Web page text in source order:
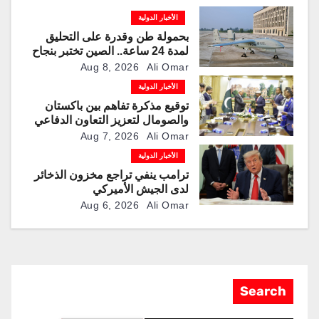
الأخبار الدولية
بحمولة طن وقدرة على التحليق
لمدة 24 ساعة.. الصين تختبر بنجاح
مسيّرة “TP200”
Aug 8, 2026 Ali Omar
الأخبار الدولية
توقيع مذكرة تفاهم بين باكستان
والصومال لتعزيز التعاون الدفاعي
Aug 7, 2026 Ali Omar
الأخبار الدولية
ترامب ينفي تراجع مخزون الذخائر
لدى الجيش الأميركي
Aug 6, 2026 Ali Omar
Search